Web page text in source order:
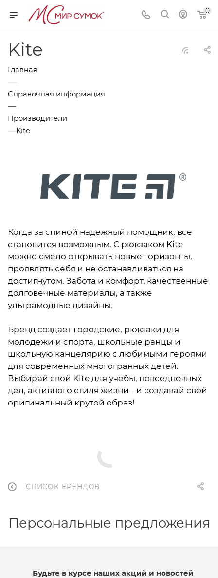
0
Kite
Главная
—
Справочная информация
—
Производители
—Kite
Когда за спиной надежный помощник, все
становится возможным. С рюкзаком Kite
можно смело открывать новые горизонты,
проявлять себя и не останавливаться на
достигнутом. Забота и комфорт, качественные
долговечные материалы, а также
ультрамодные дизайны,
Бренд создает городские, рюкзаки для
молодежи и спорта, школьные ранцы и
школьную канцелярию с любимыми героями
для современных многогранных детей.
Выбирай свой Kite для учебы, повседневных
дел, активного стиля жизни - и создавай свой
оригинальный крутой образ!
СПИСОК БРЕНДОВ
Персональные предложения
Будьте в курсе наших акций и новостей